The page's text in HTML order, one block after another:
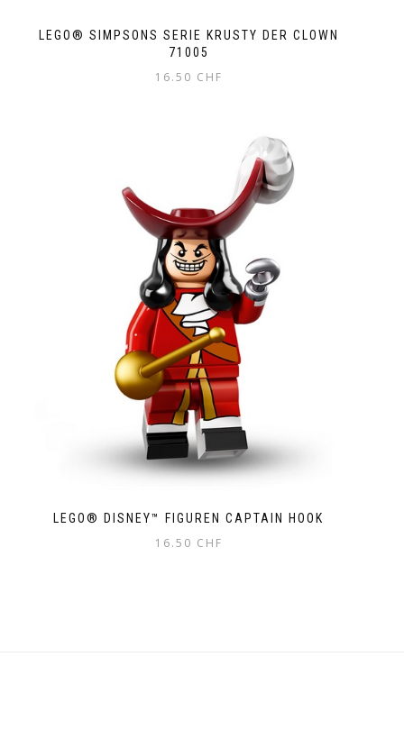
LEGO® SIMPSONS SERIE KRUSTY DER CLOWN
71005
16.50 CHF
LEGO® DISNEY™ FIGUREN CAPTAIN HOOK
16.50 CHF